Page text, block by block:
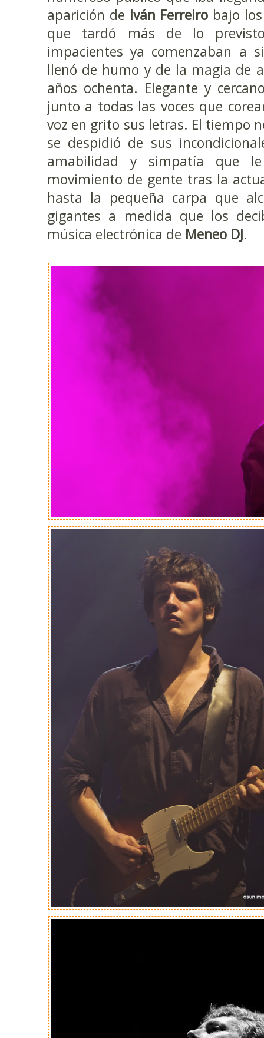
aparición de Iván Ferreiro bajo
que tardó más de lo
impacientes ya comenzaban a
llenó de humo y de la magia de
años ochenta. Elegante y
junto a todas las voces que
voz en grito sus letras. El tiempo
se despidió de sus
amabilidad y simpatía que le
movimiento de gente tras la
hasta la pequeña carpa que
gigantes a medida que los
música electrónica de Meneo DJ.